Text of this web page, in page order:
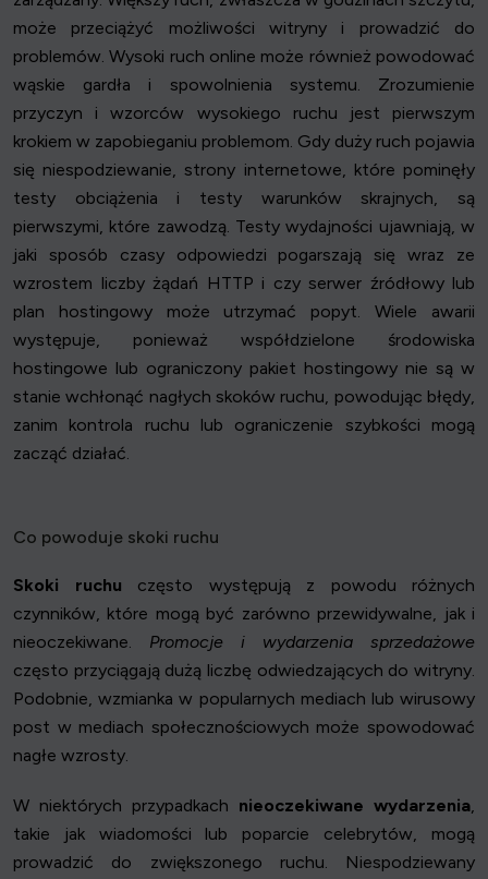
może przeciążyć możliwości witryny i prowadzić do
problemów. Wysoki ruch online może również powodować
wąskie gardła i spowolnienia systemu. Zrozumienie
przyczyn i wzorców wysokiego ruchu jest pierwszym
krokiem w zapobieganiu problemom. Gdy duży ruch pojawia
się niespodziewanie, strony internetowe, które pominęły
testy obciążenia i testy warunków skrajnych, są
pierwszymi, które zawodzą. Testy wydajności ujawniają, w
jaki sposób czasy odpowiedzi pogarszają się wraz ze
wzrostem liczby żądań HTTP i czy serwer źródłowy lub
plan hostingowy może utrzymać popyt. Wiele awarii
występuje, ponieważ współdzielone środowiska
hostingowe lub ograniczony pakiet hostingowy nie są w
stanie wchłonąć nagłych skoków ruchu, powodując błędy,
zanim kontrola ruchu lub ograniczenie szybkości mogą
zacząć działać.
Co powoduje skoki ruchu
Skoki ruchu często występują z powodu różnych
czynników, które mogą być zarówno przewidywalne, jak i
nieoczekiwane. Promocje i wydarzenia sprzedażowe
często przyciągają dużą liczbę odwiedzających do witryny.
Podobnie, wzmianka w popularnych mediach lub wirusowy
post w mediach społecznościowych może spowodować
nagłe wzrosty.
W niektórych przypadkach nieoczekiwane wydarzenia,
takie jak wiadomości lub poparcie celebrytów, mogą
prowadzić do zwiększonego ruchu. Niespodziewany